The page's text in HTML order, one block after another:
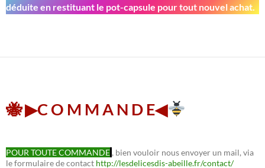
déduite en restituant le pot-capsule pour tout nouvel achat.
🐝 ▶︎C O M M A N D E◀︎
POUR TOUTE COMMANDE , bien vouloir nous envoyer un mail, via
le formulaire de contact http://lesdelicesdis-abeille.fr/contact/